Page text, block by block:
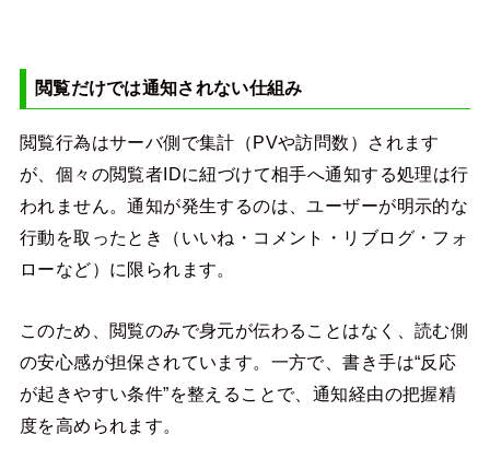
閲覧だけでは通知されない仕組み
閲覧行為はサーバ側で集計（PVや訪問数）されます
が、個々の閲覧者IDに紐づけて相手へ通知する処理は行
われません。通知が発生するのは、ユーザーが明示的な
行動を取ったとき（いいね・コメント・リブログ・フォ
ローなど）に限られます。
このため、閲覧のみで身元が伝わることはなく、読む側
の安心感が担保されています。一方で、書き手は“反応
が起きやすい条件”を整えることで、通知経由の把握精
度を高められます。